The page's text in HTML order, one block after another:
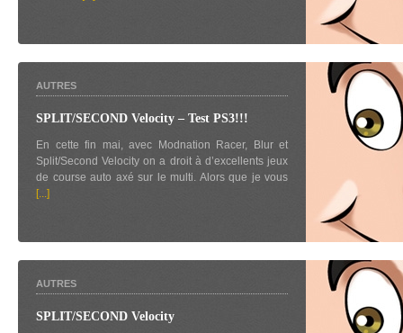
AUTRES
SPLIT/SECOND Velocity – Test PS3!!!
En cette fin mai, avec Modnation Racer, Blur et
Split/Second Velocity on a droit à d’excellents jeux
de course auto axé sur le multi. Alors que je vous
[...]
AUTRES
SPLIT/SECOND Velocity